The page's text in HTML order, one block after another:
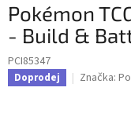
Pokémon
- Build &
PCI85347
Doprodej Značka: